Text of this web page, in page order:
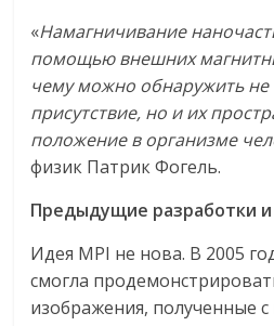
«Намагничивание
помощью внешних
чему можно обнаружить не
присутствие, но и их
положение в организме
физик Патрик Фогель.
Предыдущие разработки и
Идея MPI не нова. В 2005
смогла
изображения, полученные